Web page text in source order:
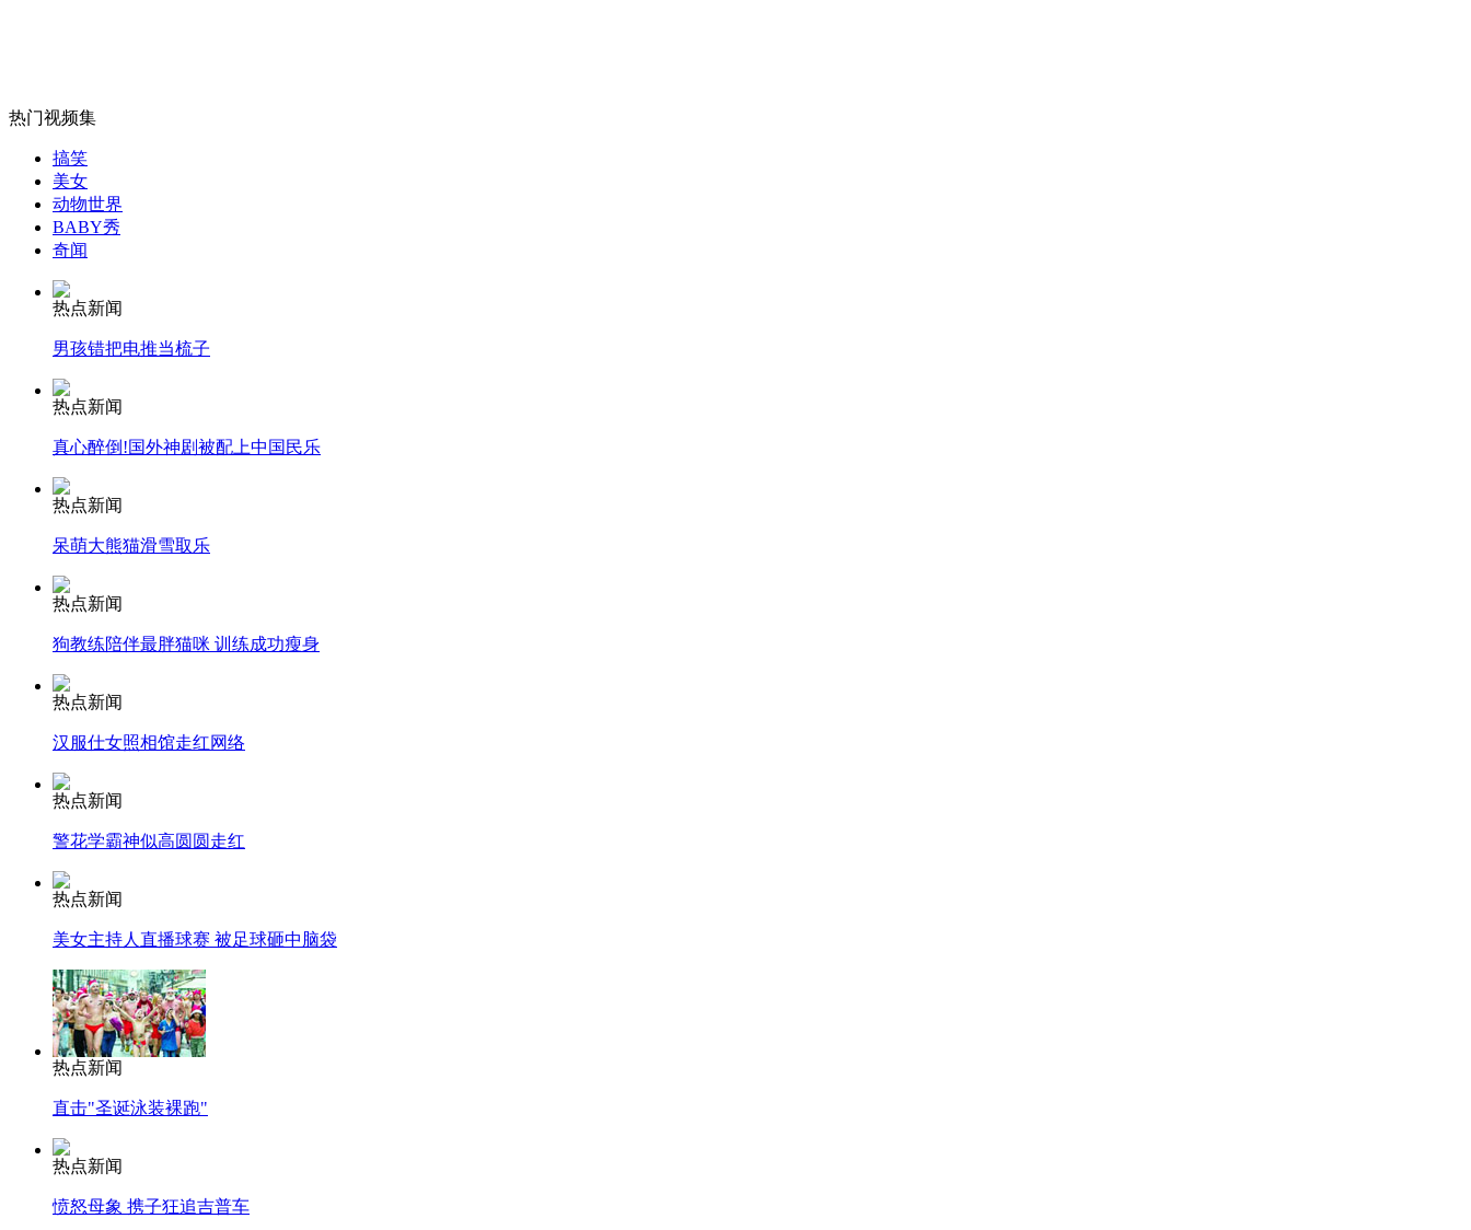
无痛分娩是否安全 医生回应
外交部：反对强权政治霸凌主义
外交部：有关国家言论片面不公正
走！跟着总书记去植树
纽约上演“枕头大战”
司机酒驾遇交警 急速倒车逃窜
热门视频集
搞笑
美女
动物世界
BABY秀
奇闻
热点新闻
男孩错把电推当梳子
热点新闻
真心醉倒!国外神剧被配上中国民乐
热点新闻
呆萌大熊猫滑雪取乐
热点新闻
狗教练陪伴最胖猫咪 训练成功瘦身
热点新闻
汉服仕女照相馆走红网络
热点新闻
警花学霸神似高圆圆走红
热点新闻
美女主持人直播球赛 被足球砸中脑袋
热点新闻
直击"圣诞泳装裸跑"
热点新闻
愤怒母象 携子狂追吉普车